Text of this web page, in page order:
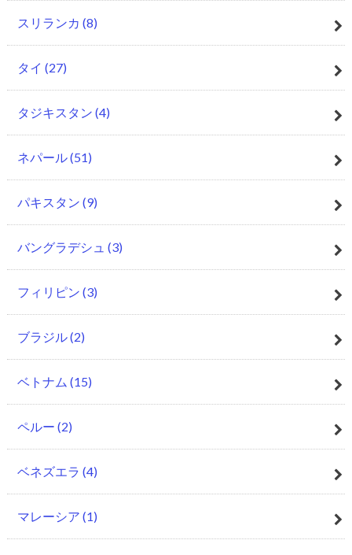
スリランカ (8)
タイ (27)
タジキスタン (4)
ネパール(51)
パキスタン (9)
バングラデシュ (3)
フィリピン (3)
ブラジル(2)
ベトナム (15)
ペルー (2)
ベネズエラ (4)
マレーシア (1)